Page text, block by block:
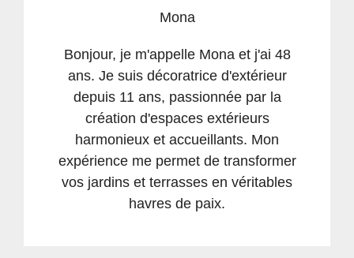
Mona
Bonjour, je m'appelle Mona et j'ai 48
ans. Je suis décoratrice d'extérieur
depuis 11 ans, passionnée par la
création d'espaces extérieurs
harmonieux et accueillants. Mon
expérience me permet de transformer
vos jardins et terrasses en véritables
havres de paix.